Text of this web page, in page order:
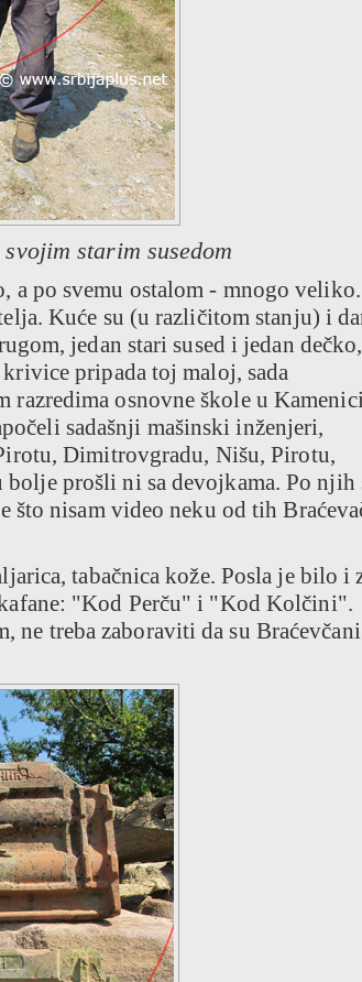
starim susedom
a po svemu ostalom - mnogo
Kuće su (u različitom stanju) i
jedan stari sused i jedan
pripada toj maloj, sada
osnovne škole u
sadašnji mašinski inženjeri,
Dimitrovgradu, Nišu, Pirotu,
prošli ni sa devojkama. Po njih
nisam video neku od tih
tabačnica kože. Posla je bilo i
"Kod Perču" i "Kod Kolčini".
ne treba zaboraviti da su Braćevčani